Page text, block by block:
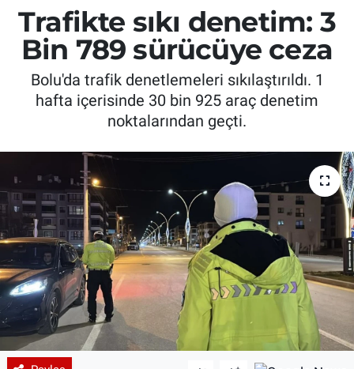
Trafikte sıkı denetim: 3
Bin 789 sürücüye ceza
Bolu'da trafik denetlemeleri sıkılaştırıldı. 1
hafta içerisinde 30 bin 925 araç denetim
noktalarından geçti.